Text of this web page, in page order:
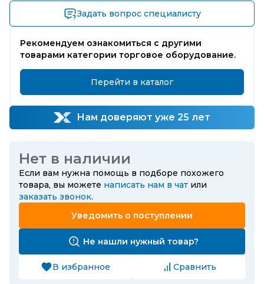
Задать вопрос специалисту
Рекомендуем ознакомиться с другими
товарами категории торговое оборудование.
Перейти в каталог
Нам доверяют уже 25 лет
Нет в наличии
Если вам нужна помощь в подборе похожего
товара, вы можете написать нам в чат или
заказать звонок.
Уведомить о поступлении
Не нашли нужный товар?
В избранное Сравнить